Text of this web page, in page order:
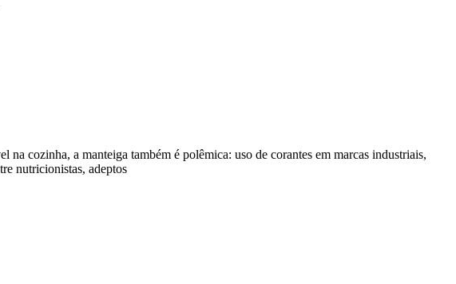
cozinha, a manteiga também é polêmica: uso de corantes em marcas industriais,
nutricionistas, adeptos